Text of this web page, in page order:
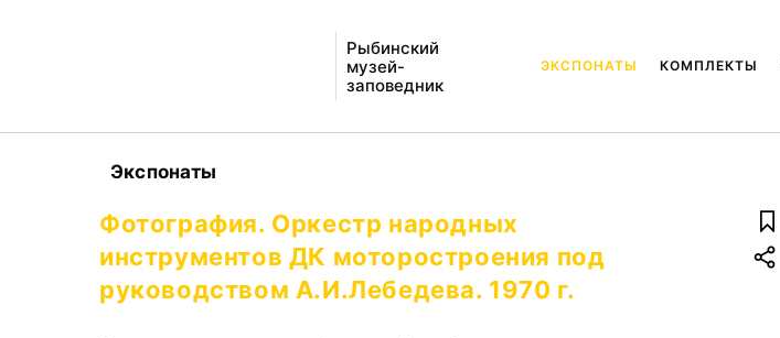
Рыбинский
музей-
заповедник
ЭКСПОНАТЫ КОМПЛЕКТЫ
Экспонаты
Фотография. Оркестр народных
инструментов ДК моторостроения под
руководством А.И.Лебедева. 1970 г.